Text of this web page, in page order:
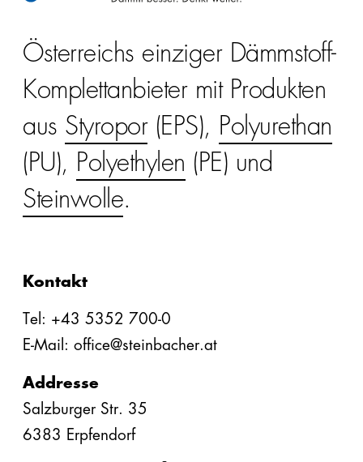
Österreichs einziger Dämmstoff-
Komplettanbieter mit Produkten
aus Styropor(EPS), Polyurethan
(PU), Polyethylen (PE) und
Steinwolle.
Kontakt
Tel: +43 5352 700-0
E-Mail: office@steinbacher.at
Addresse
Salzburger Str. 35
6383 Erpfendorf